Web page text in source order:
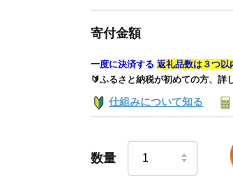
寄付金額
一度に決済する 返礼品数は３つ以
🔰ふるさと納税が初めての方、詳
仕組みについて知る
数量